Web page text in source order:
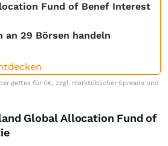
Fund of Benef Interest
an 29 Börsen handeln
gettex für 0€, zzgl. marktüblicher Spreads und
Global Allocation Fund of